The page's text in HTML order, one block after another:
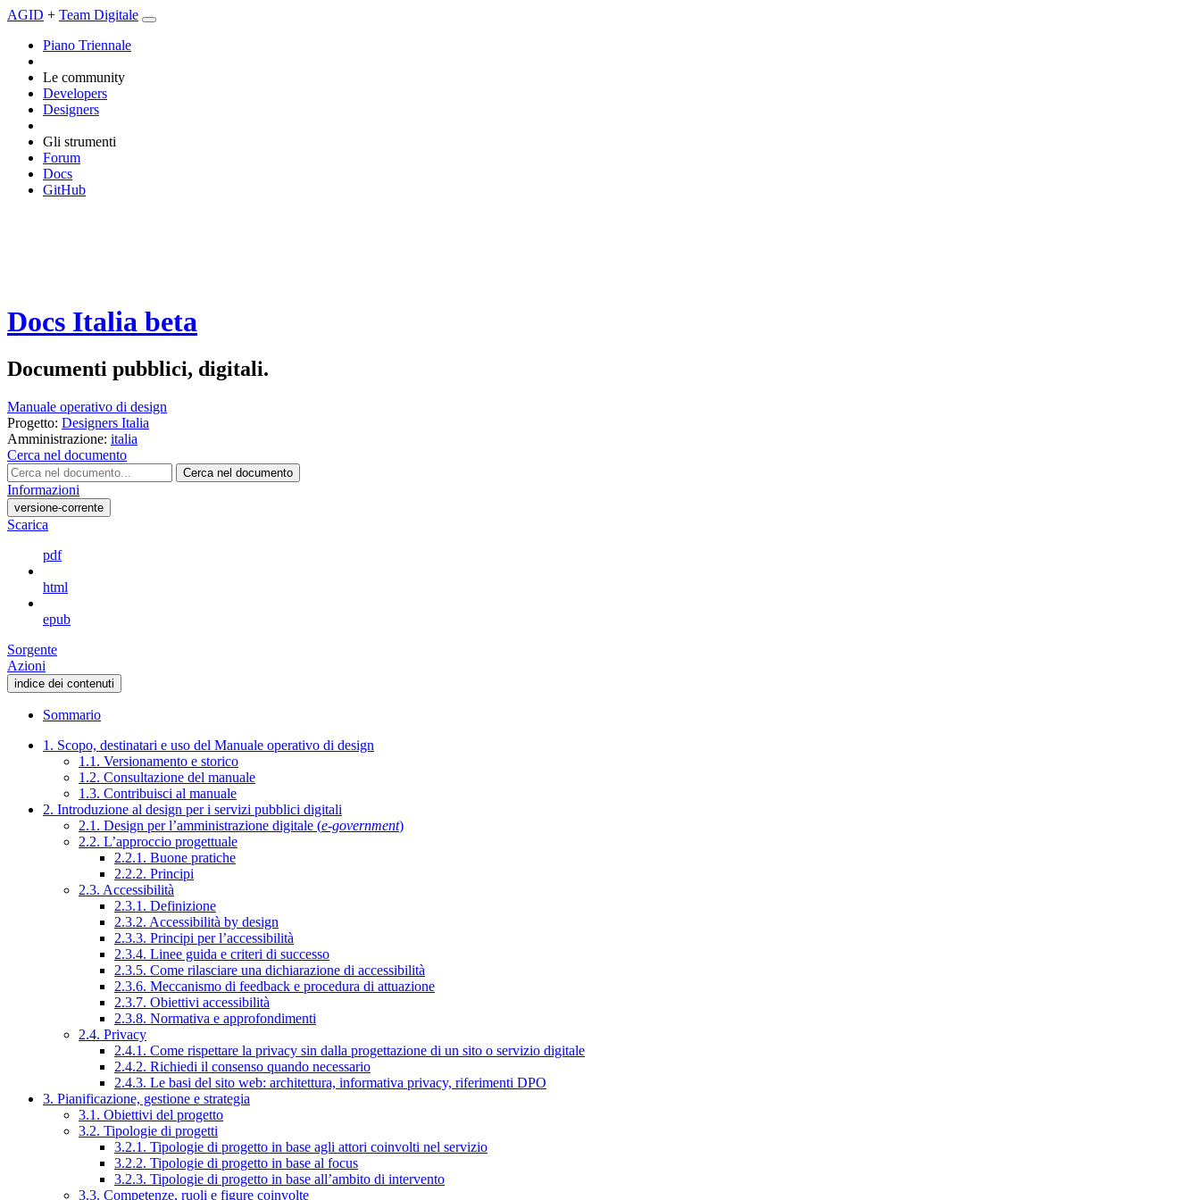
AGID + Team Digitale
Piano Triennale
Le community
Developers
Designers
Gli strumenti
Forum
Docs
GitHub
Docs Italia beta
Documenti pubblici, digitali.
Manuale operativo di design
Progetto: Designers Italia
Amministrazione: italia
Cerca nel documento
Cerca nel documento
Informazioni
versione-corrente
Scarica
pdf
html
epub
Sorgente
Azioni
indice dei contenuti
Sommario
1. Scopo, destinatari e uso del Manuale operativo di design
1.1. Versionamento e storico
1.2. Consultazione del manuale
1.3. Contribuisci al manuale
2. Introduzione al design per i servizi pubblici digitali
2.1. Design per l’amministrazione digitale (e-government)
2.2. L’approccio progettuale
2.2.1. Buone pratiche
2.2.2. Principi
2.3. Accessibilità
2.3.1. Definizione
2.3.2. Accessibilità by design
2.3.3. Principi per l’accessibilità
2.3.4. Linee guida e criteri di successo
2.3.5. Come rilasciare una dichiarazione di accessibilità
2.3.6. Meccanismo di feedback e procedura di attuazione
2.3.7. Obiettivi accessibilità
2.3.8. Normativa e approfondimenti
2.4. Privacy
2.4.1. Come rispettare la privacy sin dalla progettazione di un sito o servizio digitale
2.4.2. Richiedi il consenso quando necessario
2.4.3. Le basi del sito web: architettura, informativa privacy, riferimenti DPO
3. Pianificazione, gestione e strategia
3.1. Obiettivi del progetto
3.2. Tipologie di progetti
3.2.1. Tipologie di progetto in base agli attori coinvolti nel servizio
3.2.2. Tipologie di progetto in base al focus
3.2.3. Tipologie di progetto in base all’ambito di intervento
3.3. Competenze, ruoli e figure coinvolte